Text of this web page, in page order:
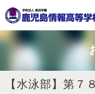
【水泳部】第７